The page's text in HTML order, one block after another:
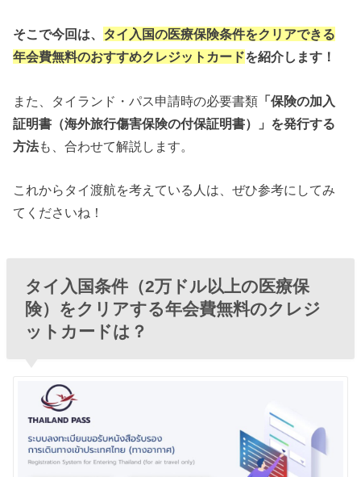
そこで今回は、 タイ入国の医療保険条件をクリアできる
年会費無料のおすすめクレジットカードを紹介します！
また、タイランド・パス申請時の必要書類 「保険の加入
証明書（海外旅行傷害保険の付保証明書）」を発行する
方法も、合わせて解説します。
これからタイ渡航を考えている人は、ぜひ参考にしてみ
てくださいね！
タイ入国条件（2万ドル以上の医療保
険）をクリアする年会費無料のクレジ
ットカードは？